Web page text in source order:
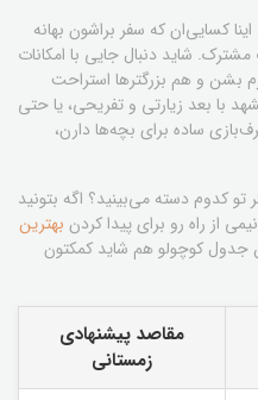
اینا کسایی‌ان که سفر براشون بهانه
شاید دنبال جایی با امکانات
بشن و هم بزرگترها استراحت
با بعد زیارتی و تفریحی، یا حتی
ساده برای بچه‌ها دارن،
تو کدوم دسته می‌بینید؟ اگه بتونید
از راه رو برای پیدا کردن بهترین
جدول کوچولو هم شاید کمکتون
مقاصد پیشنهادی
زمستانی